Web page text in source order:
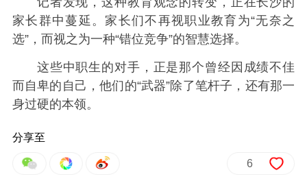
家长群中蔓延。家长们不再视职业教育为“无奈之
选”，而视之为一种“错位竞争”的智慧选择。
这些中职生的对手，正是那个曾经因成绩不佳
而自卑的自己，他们的“武器”除了笔杆子，还有那一
身过硬的本领。
分享至
6